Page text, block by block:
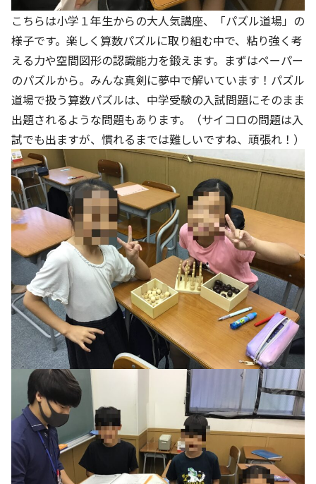
こちらは小学１年生からの大人気講座、「パズル道場」の
様子です。楽しく算数パズルに取り組む中で、粘り強く考
える力や空間図形の認識能力を鍛えます。まずはペーパー
のパズルから。みんな真剣に夢中で解いています！パズル
道場で扱う算数パズルは、中学受験の入試問題にそのまま
出題されるような問題もあります。（サイコロの問題は入
試でも出ますが、慣れるまでは難しいですね、頑張れ！）